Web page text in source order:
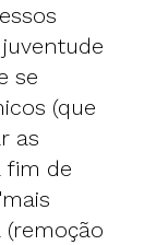
se
(que
as
fim de
(remoção